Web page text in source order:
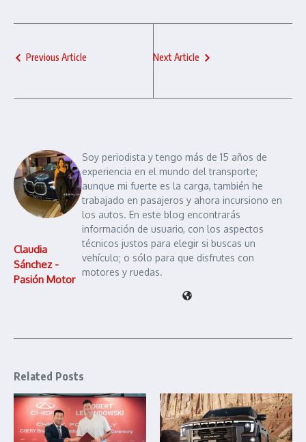
Previous Article Next Article
Claudia
Sánchez -
Pasión Motor
Soy periodista y tengo más de 15 años de
experiencia en el mundo del transporte;
aunque mi fuerte es la carga, también he
trabajado en pasajeros y ahora incursiono en
los autos. En este blog encontrarás
información de usuario, con los aspectos
técnicos justos para elegir si buscas un
vehículo; o sólo para que disfrutes con
motores y ruedas.
Related Posts